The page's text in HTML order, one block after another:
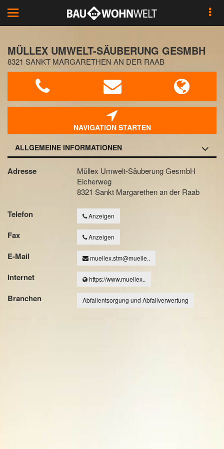
Toggle
navigation
MÜLLEX UMWELT-SÄUBERUNG GESMBH
8321 SANKT MARGARETHEN AN DER RAAB
NAVIGATION STARTEN
ALLGEMEINE INFORMATIONEN
Adresse
Müllex Umwelt-Säuberung GesmbH
Eicherweg
8321 Sankt Margarethen an der Raab
Telefon Anzeigen
Fax Anzeigen
E-Mail muellex.stm@muelle..
Internet https://www.muellex..
Branchen Abfallentsorgung und Abfallverwertung